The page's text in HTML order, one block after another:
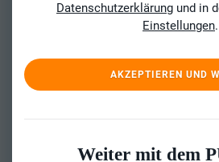
Datenschutzerklärung und in
Einstellungen.
AKZEPTIEREN UND
Weiter mit dem